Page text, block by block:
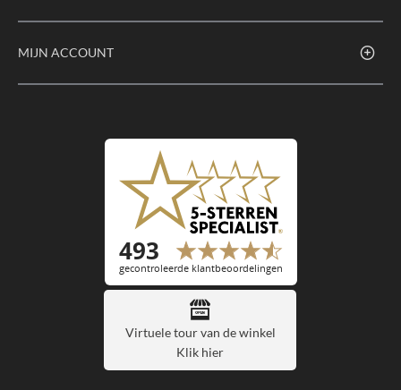
MIJN ACCOUNT
Virtuele tour van de winkel
Klik hier